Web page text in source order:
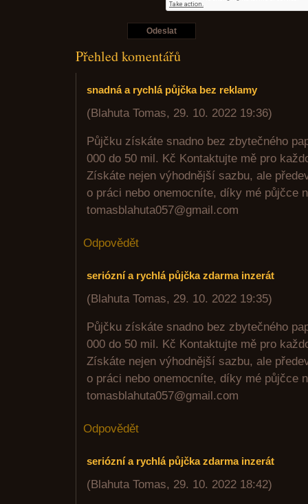
Přehled komentářů
snadná a rychlá půjčka bez reklamy
(Blahuta Tomas, 29. 10. 2022 19:36)
Půjčku získáte snadno bez zbytečného
000 do 50 mil. Kč Kontaktujte mě pro
Získáte nejen výhodnější sazbu, ale
o práci nebo onemocníte, díky mé půjčce
tomasblahuta057@gmail.com
Odpovědět
seriózní a rychlá půjčka zdarma inzerát
(Blahuta Tomas, 29. 10. 2022 19:35)
Půjčku získáte snadno bez zbytečného
000 do 50 mil. Kč Kontaktujte mě pro
Získáte nejen výhodnější sazbu, ale
o práci nebo onemocníte, díky mé půjčce
tomasblahuta057@gmail.com
Odpovědět
seriózní a rychlá půjčka zdarma inzerát
(Blahuta Tomas, 29. 10. 2022 18:42)